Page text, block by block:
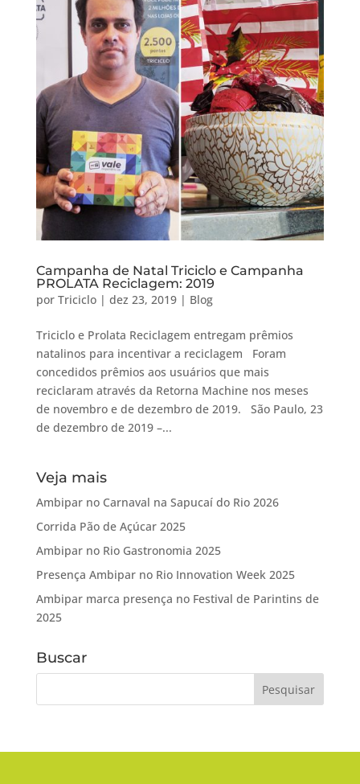
Campanha de Natal Triciclo e Campanha
PROLATA Reciclagem: 2019
por Triciclo| dez 23, 2019| Blog
Triciclo e Prolata Reciclagem entregam prêmios
natalinos para incentivar a reciclagem Foram
concedidos prêmios aos usuários que mais
reciclaram através da Retorna Machine nos meses
de novembro e de dezembro de 2019. São Paulo, 23
de dezembro de 2019 –...
Veja mais
Ambipar no Carnaval na Sapucaí do Rio 2026
Corrida Pão de Açúcar 2025
Ambipar no Rio Gastronomia 2025
Presença Ambipar no Rio Innovation Week 2025
Ambipar marca presença no Festival de Parintins de
2025
Buscar